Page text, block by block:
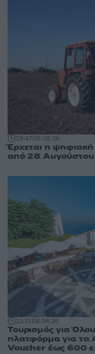
18:4708.08.26
Έρχεται η
από 28 Αυγούστου
12:3108.08.26
Τουρισμός για
πλατφόρμα για
Voucher έως 600